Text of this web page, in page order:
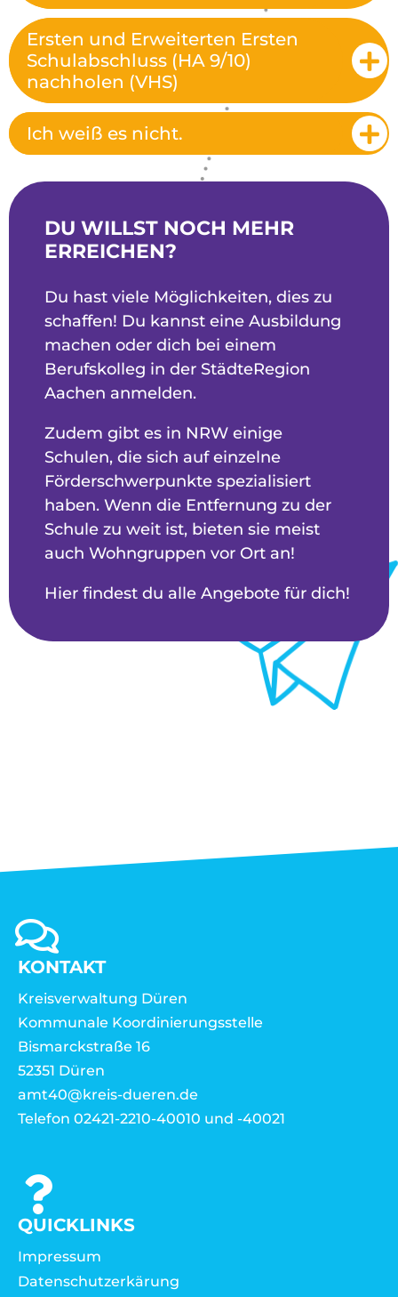
Ersten und Erweiterten Ersten
Schulabschluss (HA 9/10)
nachholen (VHS)
Ich weiß es nicht.
DU WILLST NOCH MEHR
ERREICHEN?
Du hast viele Möglichkeiten, dies zu
schaffen! Du kannst eine Ausbildung
machen oder dich bei einem
Berufskolleg in der StädteRegion
Aachen anmelden.
Zudem gibt es in NRW einige
Schulen, die sich auf einzelne
Förderschwerpunkte spezialisiert
haben. Wenn die Entfernung zu der
Schule zu weit ist, bieten sie meist
auch Wohngruppen vor Ort an!
Hier findest du alle Angebote für dich!
KONTAKT
Kreisverwaltung Düren
Kommunale Koordinierungsstelle
Bismarckstraße 16
52351 Düren
amt40@kreis-dueren.de
Telefon 02421-2210-40010 und -40021
QUICKLINKS
Impressum
Datenschutzerkärung